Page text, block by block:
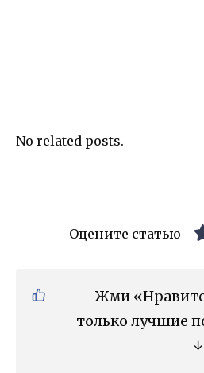
No related posts.
Оцените статью
Жми
только лучшие
↓